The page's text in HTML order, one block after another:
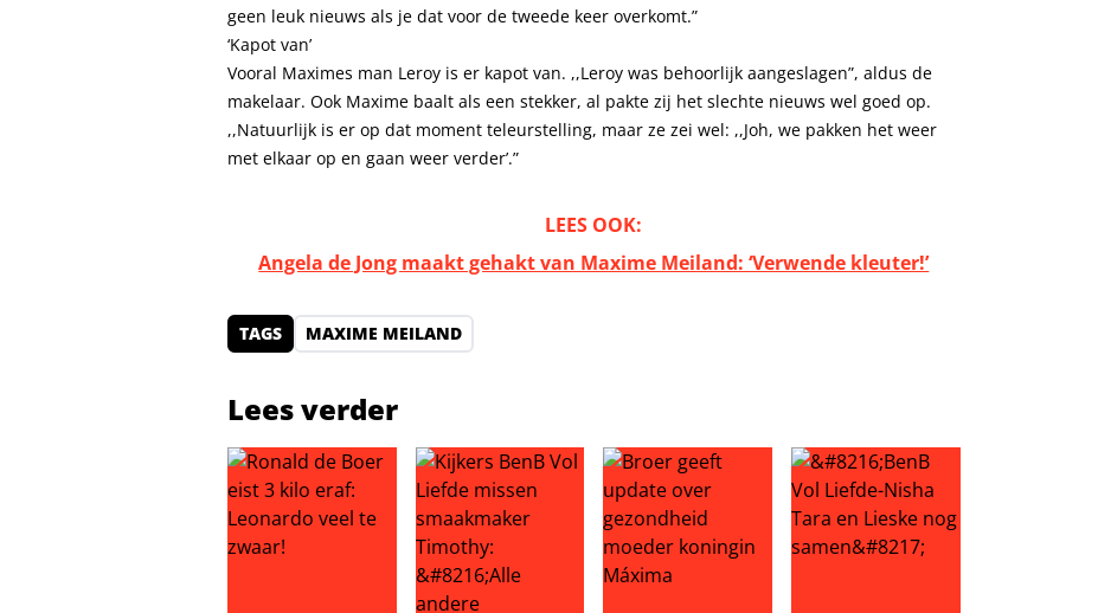
geen leuk nieuws als je dat voor de tweede keer overkomt.”
‘Kapot van’
Vooral Maximes man Leroy is er kapot van. ,,Leroy was behoorlijk aangeslagen”, aldus de
makelaar. Ook Maxime baalt als een stekker, al pakte zij het slechte nieuws wel goed op.
,,Natuurlijk is er op dat moment teleurstelling, maar ze zei wel: ,,Joh, we pakken het weer
met elkaar op en gaan weer verder’.”
LEES OOK:
Angela de Jong maakt gehakt van Maxime Meiland: ‘Verwende kleuter!’
TAGS MAXIME MEILAND
Lees verder